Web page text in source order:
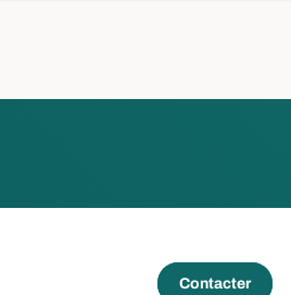
Contacter